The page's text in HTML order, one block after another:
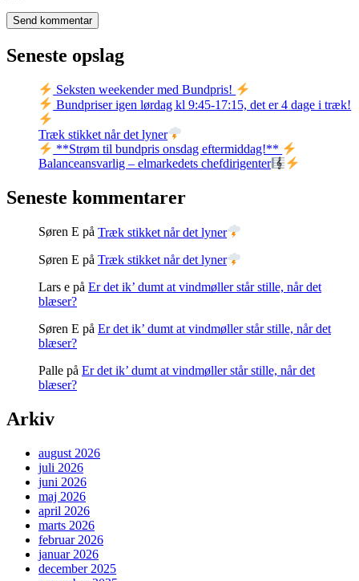
Seneste opslag
Seksten weekender med Bundpris!
Bundpriser igen lørdag kl 9:45-17:15, det er 4 dage i træk!
Træk stikket når det lyner
**Strøm til bundpris onsdag eftermiddag!**
Balanceansvarlig – elmarkedets chefdirigenter
Seneste kommentarer
Søren E på Træk stikket når det lyner
Søren E på Træk stikket når det lyner
Lars e på Er det ik’ dumt at vindmøller står stille, når det
blæser?
Søren E på Er det ik’ dumt at vindmøller står stille, når det
blæser?
Palle på Er det ik’ dumt at vindmøller står stille, når det
blæser?
Arkiv
august 2026
juli 2026
juni 2026
maj 2026
april 2026
marts 2026
februar 2026
januar 2026
december 2025